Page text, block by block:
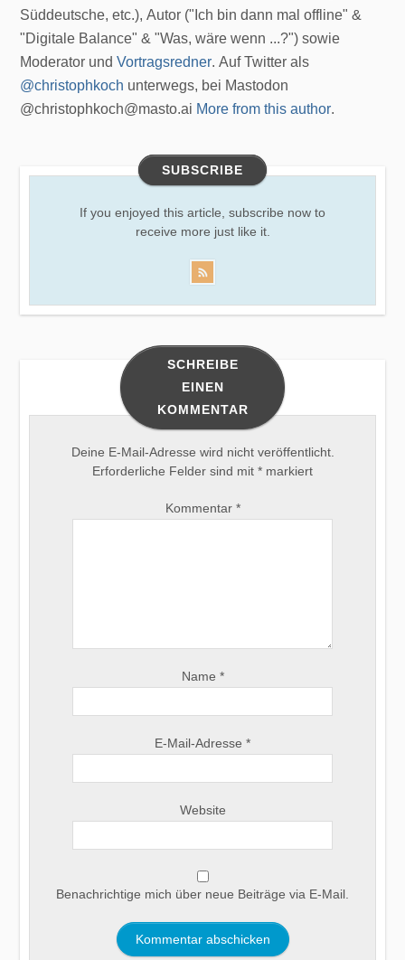
Süddeutsche, etc.), Autor ("Ich bin dann mal offline" &
"Digitale Balance" & "Was, wäre wenn ...?") sowie
Moderator undVortragsredner. Auf Twitter als
@christophkoch unterwegs, bei Mastodon
@christophkoch@masto.ai More from this author.
SUBSCRIBE
If you enjoyed this article, subscribe now to
receive more just like it.
SCHREIBE
EINEN
KOMMENTAR
Deine E-Mail-Adresse wird nicht veröffentlicht.
Erforderliche Felder sind mit * markiert
Kommentar *
Name *
E-Mail-Adresse *
Website
Benachrichtige mich über neue Beiträge via E-Mail.